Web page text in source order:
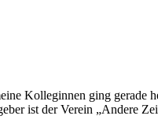
Kolleginnen ging gerade
ist der Verein „Andere